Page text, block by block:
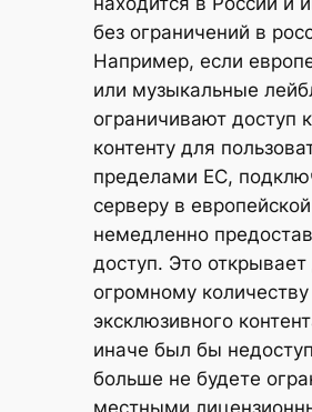
без ограничений в
Например, если
или музыкальные
ограничивают доступ
контенту для
пределами ЕС,
серверу в
немедленно
доступ. Это
огромному количеству
эксклюзивного
иначе был бы
больше не будете